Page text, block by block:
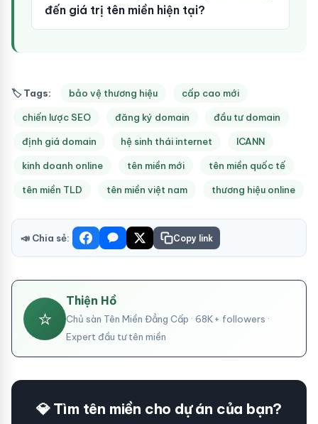
đến giá trị tên miền hiện tại?
🏷 Tags: bảo vệ thương hiệu cấp cao mới
chiến lược SEO đăng ký domain đầu tư domain
định giá domain hệ sinh thái internet ICANN
kinh doanh online tên miền mới tên miền quốc tế
tên miền TLD tên miền việt nam thương hiệu online
📣 Chia sẻ: Copy link
⭐
Thiện Hồ
Chủ sàn Tên Miền Đẳng Cấp · 68K+ followers ·
Expert đầu tư tên miền
💎 Tìm tên miền cho dự án của bạn?